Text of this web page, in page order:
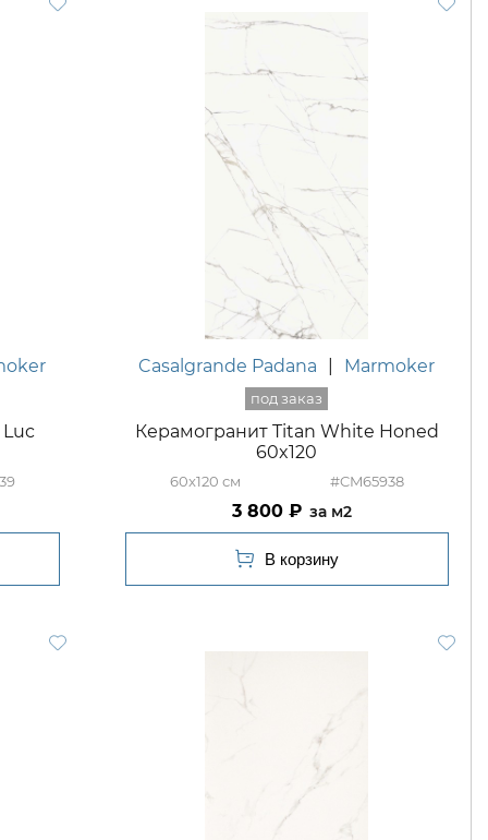
Casalgrande Padana Marmoker
Керамогранит Titan White Honed
60x120
60x120 #CM65938
3 800 м2